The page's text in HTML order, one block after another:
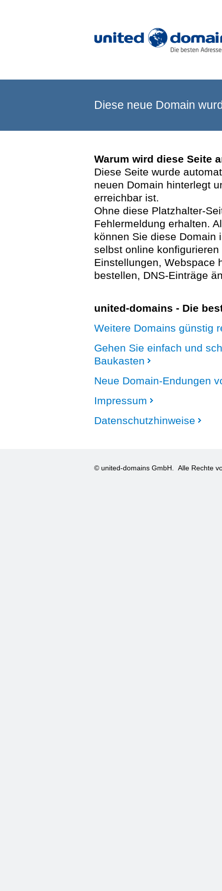
Diese neue Domain
Warum wird diese Seite
Diese Seite wurde
neuen Domain hinterlegt
erreichbar ist.
Ohne diese Platzhalter-
Fehlermeldung erhalten.
können Sie diese Domain
selbst online
Einstellungen, Webspace
bestellen, DNS-Einträge
united-domains - Die
Weitere Domains günstig
Gehen Sie einfach und
Baukasten
Neue Domain-Endungen
Impressum
Datenschutzhinweise
© united-domains GmbH. Alle Rechte